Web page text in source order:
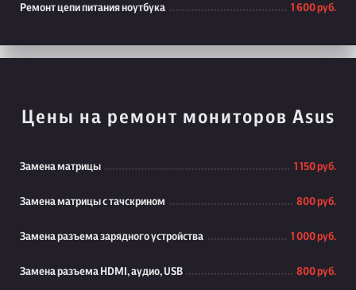
Ремонт цепи питания ноутбука 1 600 руб.
Цены на ремонт мониторов Asus
Замена матрицы 1 150 руб.
Замена матрицы с тачскрином 800 руб.
Замена разъема зарядного устройства 1 000 руб.
Замена разъема HDMI, аудио, USB 800 руб.